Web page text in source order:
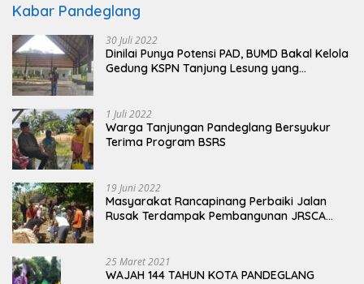
Kabar Pandeglang
30 Juli 2022
Dinilai Punya Potensi PAD, BUMD Bakal Kelola
Gedung KSPN Tanjung Lesung yang
1 Juli 2022
Warga Tanjungan Pandeglang Bersyukur
Terima Program BSRS
19 Juni 2022
Masyarakat Rancapinang Perbaiki Jalan
Rusak Terdampak Pembangunan JRSCA
25 Maret 2021
WAJAH 144 TAHUN KOTA PANDEGLANG